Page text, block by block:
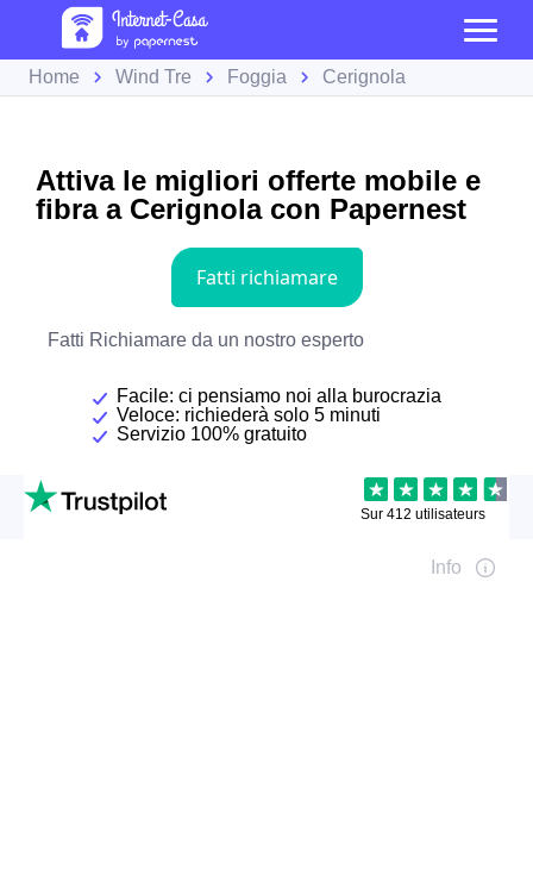
Home Wind Tre Foggia Cerignola